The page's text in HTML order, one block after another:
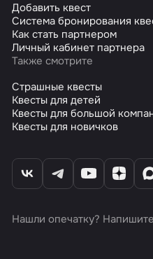
Добавить квест
Система бронирования
Как стать партнером
Личный кабинет партнера
Также смотрите
Страшные квесты
Квесты для детей
Квесты для большой
Квесты для новичков
Нашли опечатку?